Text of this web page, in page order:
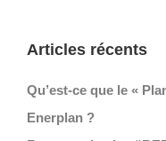
Articles récents
Qu’est-ce que le «
Enerplan ?